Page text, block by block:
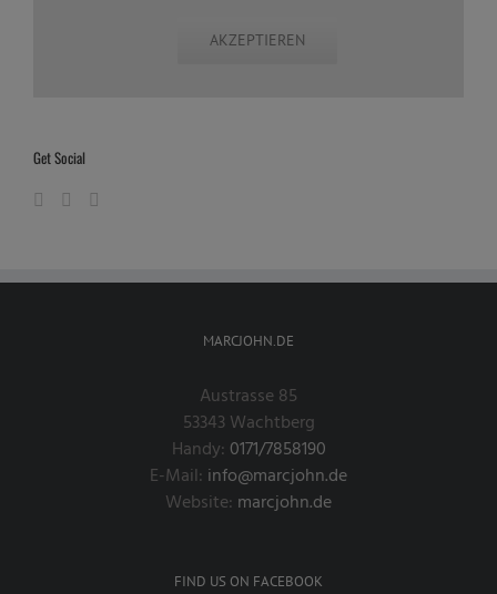
AKZEPTIEREN
Get Social
MARCJOHN.DE
Austrasse 85
53343 Wachtberg
Handy: 0171/7858190
E-Mail: info@marcjohn.de
Website: marcjohn.de
FIND US ON FACEBOOK